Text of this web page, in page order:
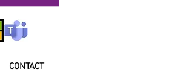
CONTACT